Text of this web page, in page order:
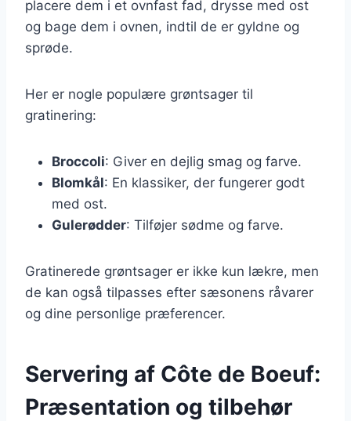
placere dem i et ovnfast fad, drysse med ost
og bage dem i ovnen, indtil de er gyldne og
sprøde.
Her er nogle populære grøntsager til
gratinering:
Broccoli: Giver en dejlig smag og farve.
Blomkål: En klassiker, der fungerer godt
med ost.
Gulerødder: Tilføjer sødme og farve.
Gratinerede grøntsager er ikke kun lækre, men
de kan også tilpasses efter sæsonens råvarer
og dine personlige præferencer.
Servering af Côte de Boeuf:
Præsentation og tilbehør